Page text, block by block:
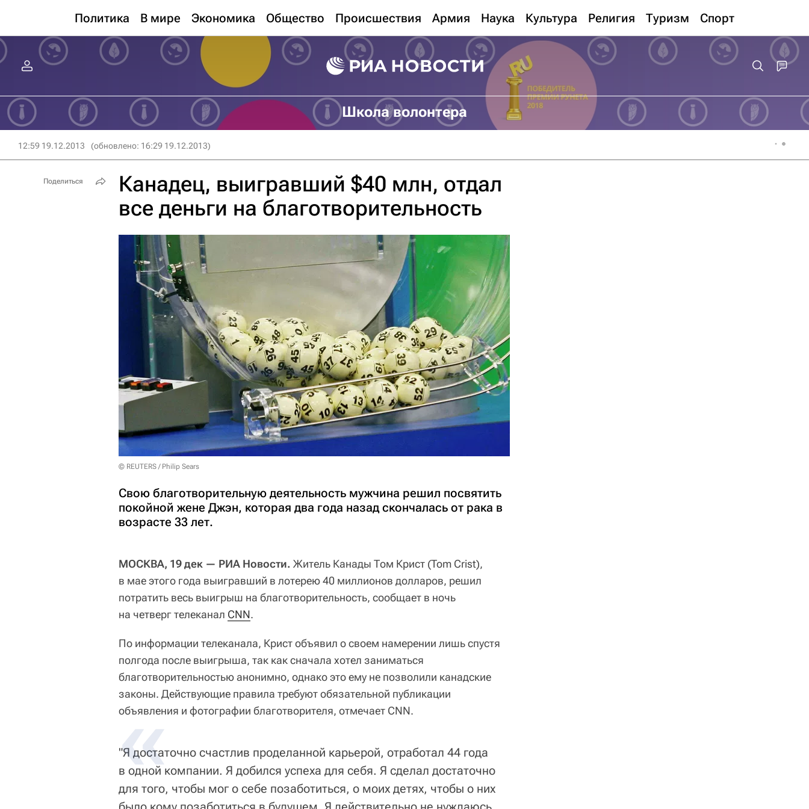
Политика В мире Экономика Общество Происшествия Армия Наука Культура Религия Туризм Спорт
Школа волонтера
12:59 19.12.2013 (обновлено: 16:29 19.12.2013)
Канадец, выигравший $40 млн, отдал
все деньги на благотворительность
© REUTERS / Philip Sears
Свою благотворительную деятельность мужчина решил посвятить
покойной жене Джэн, которая два года назад скончалась от рака в
возрасте 33 лет.
МОСКВА, 19 дек — РИА Новости. Житель Канады Том Крист (Tom Crist),
в мае этого года выигравший в лотерею 40 миллионов долларов, решил
потратить весь выигрыш на благотворительность, сообщает в ночь
на четверг телеканал CNN.
По информации телеканала, Крист объявил о своем намерении лишь спустя
полгода после выигрыша, так как сначала хотел заниматься
благотворительностью анонимно, однако это ему не позволили канадские
законы. Действующие правила требуют обязательной публикации
объявления и фотографии благотворителя, отмечает CNN.
"Я достаточно счастлив проделанной карьерой, отработал 44 года
в одной компании. Я добился успеха для себя. Я сделал достаточно
для того, чтобы мог о себе позаботиться, о моих детях, чтобы о них
Поделиться